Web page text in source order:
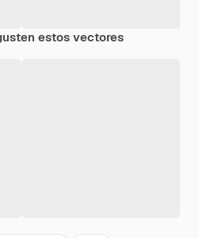
estos vectores